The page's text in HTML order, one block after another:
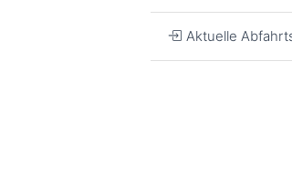
Aktuelle